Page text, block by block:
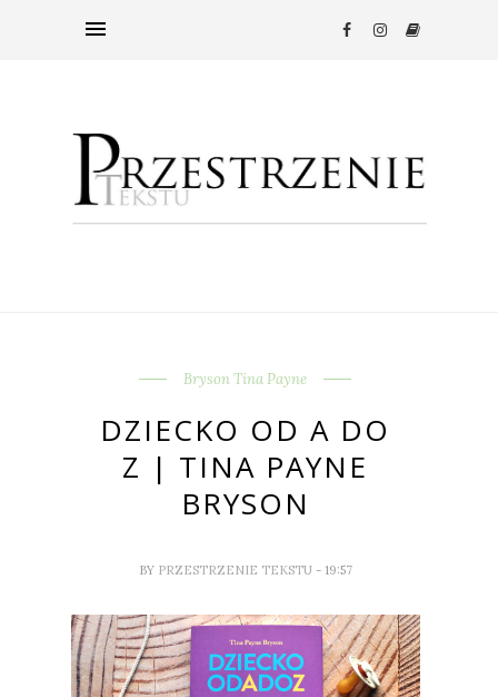
Bryson Tina Payne
DZIECKO OD A DO
Z | TINA PAYNE
BRYSON
BY PRZESTRZENIE TEKSTU - 19:57